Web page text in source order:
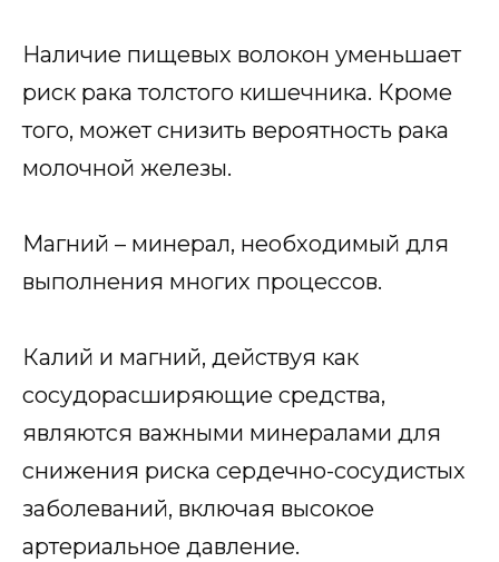
Наличие пищевых волокон уменьшает
риск рака толстого кишечника. Кроме
того, может снизить вероятность рака
молочной железы.
Магний – минерал, необходимый для
выполнения многих процессов.
Калий и магний, действуя как
сосудорасширяющие средства,
являются важными минералами для
снижения риска сердечно-сосудистых
заболеваний, включая высокое
артериальное давление.